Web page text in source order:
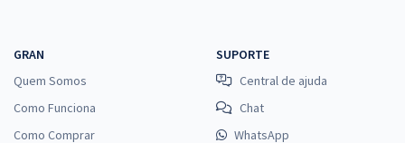
GRAN
Quem Somos
Como Funciona
Como Comprar
SUPORTE
Central de ajuda
Chat
WhatsApp